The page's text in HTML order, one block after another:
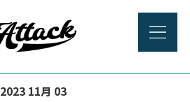
2023 11月 03